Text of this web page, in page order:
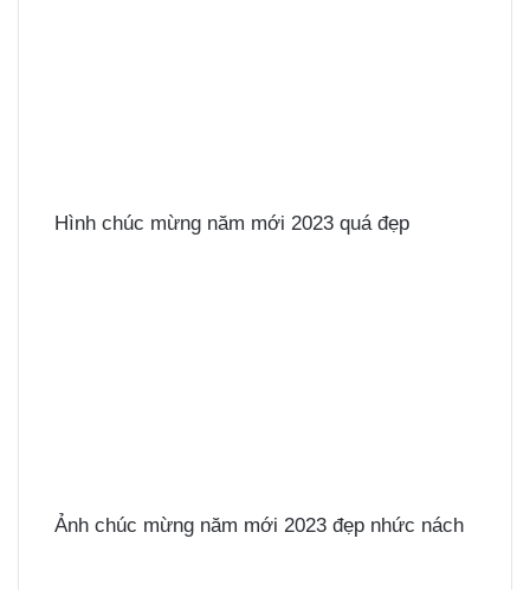
Hình chúc mừng năm mới 2023 quá đẹp
Ảnh chúc mừng năm mới 2023 đẹp nhức nách